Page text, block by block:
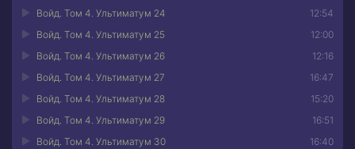
12:54
Войд. Том 4. Ультиматум 24
12:00
Войд. Том 4. Ультиматум 25
12:16
Войд. Том 4. Ультиматум 26
16:47
Войд. Том 4. Ультиматум 27
15:20
Войд. Том 4. Ультиматум 28
16:51
Войд. Том 4. Ультиматум 29
16:40
Войд. Том 4. Ультиматум 30